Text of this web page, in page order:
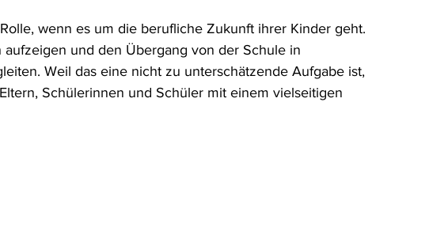
wenn es um die berufliche Zukunft ihrer Kinder geht.
und den Übergang von der Schule in
Weil das eine nicht zu unterschätzende Aufgabe ist,
Schülerinnen und Schüler mit einem vielseitigen